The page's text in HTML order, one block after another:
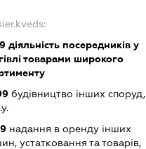
діяльність посередників у
товарами широкого
будівництво інших споруд,
надання в оренду інших
устатковання та товарів,